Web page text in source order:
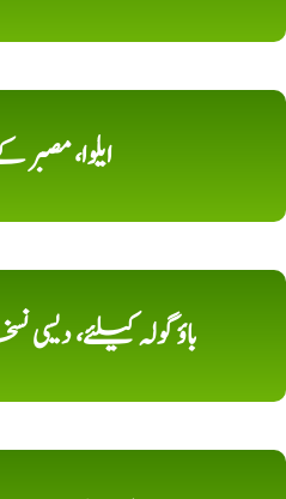
ایلوا، مصبر
باؤ گولہ کیلئے،